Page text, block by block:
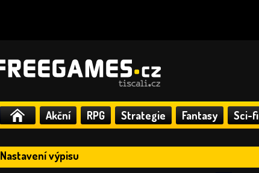
Akční RPG Strategie Fantasy Sci-fi
Nastavení výpisu